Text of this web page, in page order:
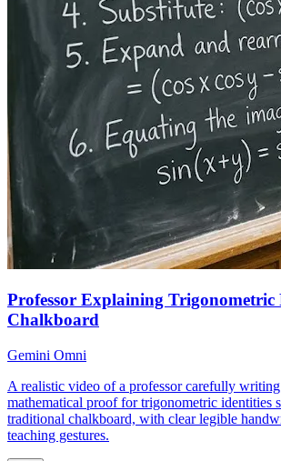
Professor Explaining Trigonometric
Chalkboard
Gemini Omni
A realistic video of a professor carefully
mathematical proof for trigonometric identities
traditional chalkboard, with clear legible
teaching gestures.